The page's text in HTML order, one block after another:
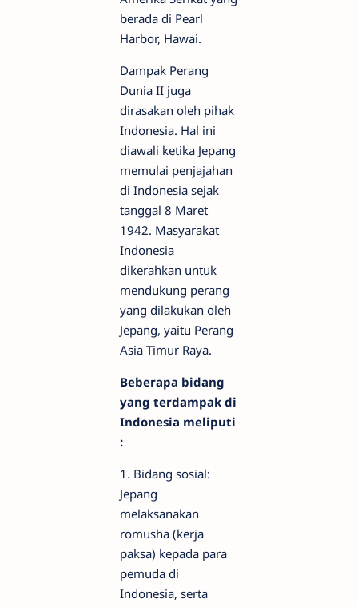
berada di Pearl
Harbor, Hawai.
Dampak Perang
Dunia II juga
dirasakan oleh pihak
Indonesia. Hal ini
diawali ketika Jepang
memulai penjajahan
di Indonesia sejak
tanggal 8 Maret
1942. Masyarakat
Indonesia
dikerahkan untuk
mendukung perang
yang dilakukan oleh
Jepang, yaitu Perang
Asia Timur Raya.
Beberapa bidang
yang terdampak di
Indonesia meliputi
:
1. Bidang sosial:
Jepang
melaksanakan
romusha (kerja
paksa) kepada para
pemuda di
Indonesia, serta